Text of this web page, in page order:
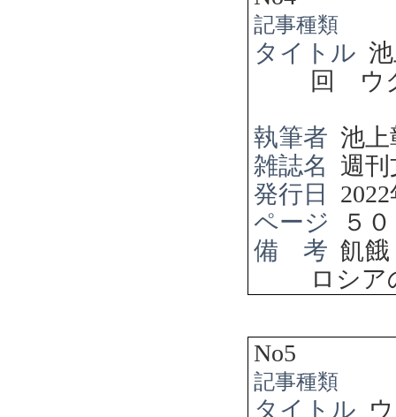
記事種類
タイトル
回 ウ
執筆者 池上
雑誌名
週刊
発行日
2022
ページ
５
備 考 飢
ロシ
No5
記事種類
タイトル